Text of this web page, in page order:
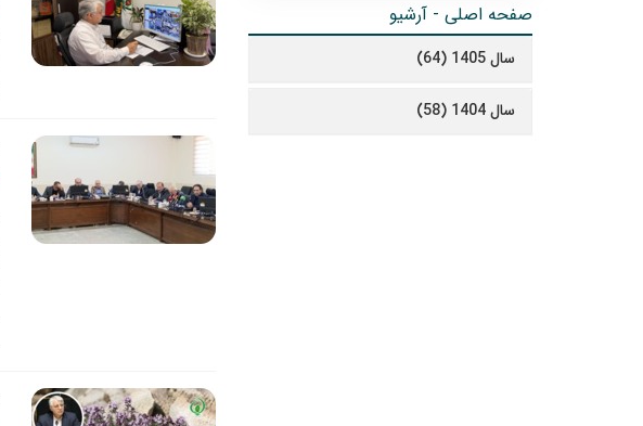
صفحه اصلی - آرشیو
سال 1405 (64)
سال 1404 (58)